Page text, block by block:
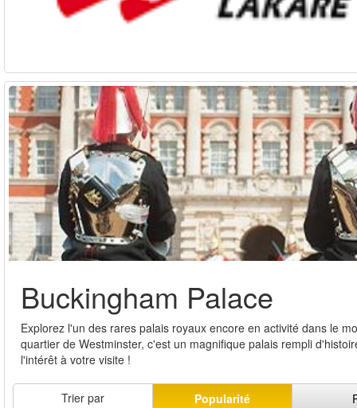
Buckingham Palace
Explorez l'un des rares palais royaux encore en activité dans le
quartier de Westminster, c'est un magnifique palais rempli
l'intérêt à votre visite !
Trier par Popularité